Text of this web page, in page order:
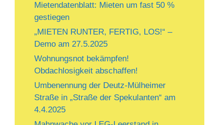
Mietendatenblatt: Mieten um fast 50 %
gestiegen
„MIETEN RUNTER, FERTIG, LOS!“ –
Demo am 27.5.2025
Wohnungsnot bekämpfen!
Obdachlosigkeit abschaffen!
Umbenennung der Deutz-Mülheimer
Straße in „Straße der Spekulanten“ am
4.4.2025